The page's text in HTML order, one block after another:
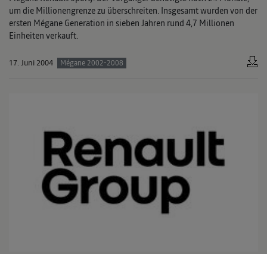
um die Millionengrenze zu überschreiten. Insgesamt wurden von der
ersten Mégane Generation in sieben Jahren rund 4,7 Millionen
Einheiten verkauft.
17. Juni 2004 Mégane 2002-2008